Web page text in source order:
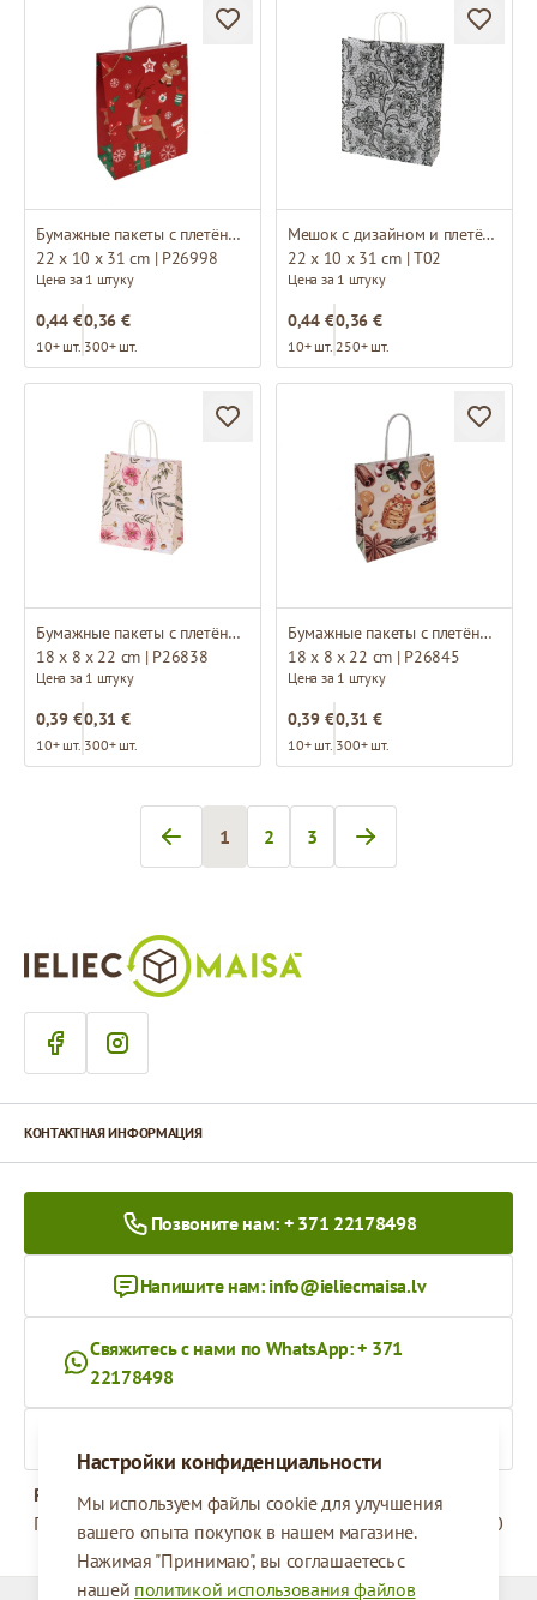
Бумажные пакеты с плетёными ручками и дизайном
22 x 10 x 31 cm | P26998
Цена за 1 штуку
0,44 €
10+ шт.
0,36 €
300+ шт.
Мешок с дизайном и плетёными ручками
22 x 10 x 31 cm | T02
Цена за 1 штуку
0,44 €
10+ шт.
0,36 €
250+ шт.
Бумажные пакеты с плетёными ручками и дизайном
18 x 8 x 22 cm | P26838
Цена за 1 штуку
0,39 €
10+ шт.
0,31 €
300+ шт.
Бумажные пакеты с плетёными ручками и дизайном
18 x 8 x 22 cm | P26845
Цена за 1 штуку
0,39 €
10+ шт.
0,31 €
300+ шт.
Вы сейчас читаете страницу
1
Страница
2
Страница
3
Настройки конфиденциальности
Мы используем файлы cookie для улучшения
вашего опыта покупок в нашем магазине.
Нажимая "Принимаю", вы соглашаетесь с
нашей политикой использования файлов
КОНТАКТНАЯ ИНФОРМАЦИЯ
Позвоните нам: + 371 22178498
Напишите нам: info@ieliecmaisa.lv
Свяжитесь с нами по WhatsApp: + 371
22178498
Рабочее время
Понедельник - Пятница
09:00 - 17:00